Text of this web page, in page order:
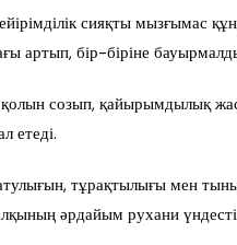
сияқты мызғы­мас
артып, бір-біріне
созып, қайырым­дылық
етеді.
тұрақтылығы мен
әрдайым рухани